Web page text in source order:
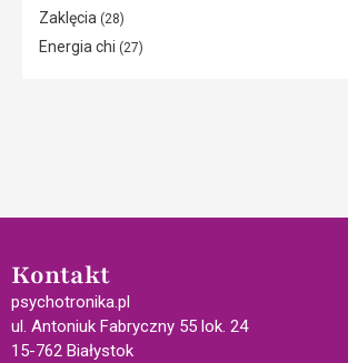
Zaklęcia (28)
Energia chi (27)
Kontakt
psychotronika.pl
ul. Antoniuk Fabryczny 55 lok. 24
15-762 Białystok